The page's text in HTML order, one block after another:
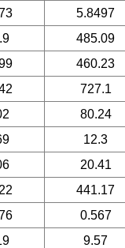
5.8497
485.09
460.23
727.1
80.24
12.3
20.41
441.17
0.567
9.57